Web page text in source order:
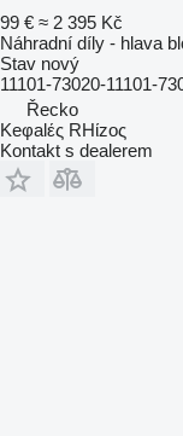
99 € ≈ 2 395 Kč
Náhradní díly - hlava
Stav nový
11101-73020-11101-
Řecko
Keφalές RHίzoς
Kontakt s dealerem